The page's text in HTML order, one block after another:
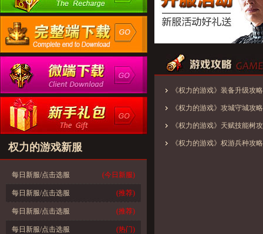
权力的游戏新服
每日新服/点击选服 (今日新服)
每日新服/点击选服 (推荐)
每日新服/点击选服 (推荐)
每日新服/点击选服 (热门)
《权力的游戏》装备升级攻略
《权力的游戏》攻城守城攻略
《权力的游戏》天赋技能树
《权力的游戏》权游兵种攻略